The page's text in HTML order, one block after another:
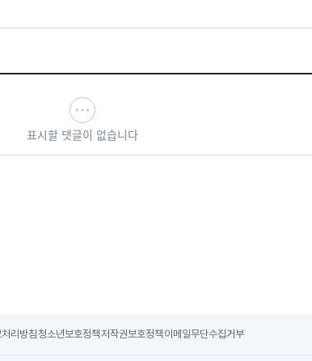
표시할 댓글이 없습니다
리방침청소년보호정책저작권보호정책 이메일무단수집거부